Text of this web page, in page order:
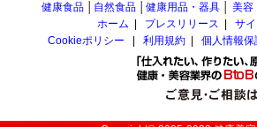
健康食品 自然食品 健康用品・器具 美容
ホーム
プレスリリース
サ
Cookieポリシー
利用規約 個人情報